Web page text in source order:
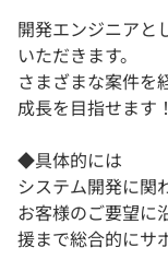
開発エンジニアと
いただきます。
さまざまな案件を
成長を目指せます！
◆具体的には
システム開発に関
お客様のご要望に
援まで総合的にサ